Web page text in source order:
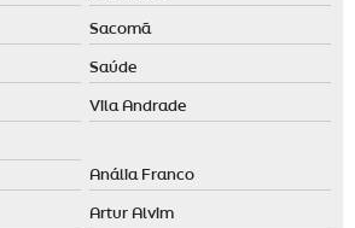
Sacomã
Saúde
Vila Andrade
Anália Franco
Artur Alvim